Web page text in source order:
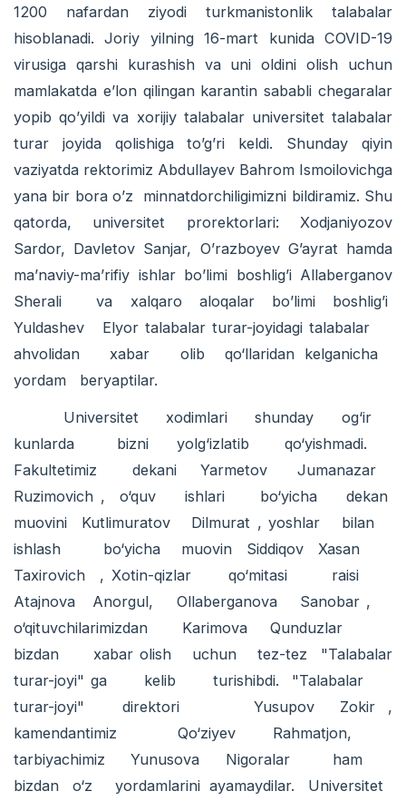
1200 nafardan ziyodi turkmanistonlik talabalar
hisoblanadi. Joriy yilning 16-mart kunida COVID-19
virusiga qarshi kurashish va uni oldini olish uchun
mamlakatda e’lon qilingan karantin sababli chegaralar
yopib qo’yildi va xorijiy talabalar universitet talabalar
turar joyida qolishiga to’g’ri keldi. Shunday qiyin
vaziyatda rektorimiz Abdullayev Bahrom Ismoilovichga
yana bir bora o’z minnatdorchiligimizni bildiramiz. Shu
qatorda, universitet prorektorlari: Xodjaniyozov
Sardor, Davletov Sanjar, O’razboyev G’ayrat hamda
ma’naviy-ma’rifiy ishlar bo’limi boshlig’i Allaberganov
Sherali va xalqaro aloqalar bo’limi boshlig’i
Yuldashev Elyor talabalar turar-joyidagi talabalar
ahvolidan xabar olib qo‘llaridan kelganicha
yordam beryaptilar.
Universitet xodimlari shunday og‘ir
kunlarda bizni yolg‘izlatib qo‘yishmadi.
Fakultetimiz dekani Yarmetov Jumanazar
Ruzimovich , o‘quv ishlari bo‘yicha dekan
muovini Kutlimuratov Dilmurat , yoshlar bilan
ishlash bo‘yicha muovin Siddiqov Xasan
Taxirovich , Xotin-qizlar qo‘mitasi raisi
Atajnova Anorgul, Ollaberganova Sanobar ,
o‘qituvchilarimizdan Karimova Qunduzlar
bizdan xabar olish uchun tez-tez "Talabalar
turar-joyi" ga kelib turishibdi. "Talabalar
turar-joyi" direktori Yusupov Zokir ,
kamendantimiz Qo‘ziyev Rahmatjon,
tarbiyachimiz Yunusova Nigoralar ham
bizdan o‘z yordamlarini ayamaydilar. Universitet